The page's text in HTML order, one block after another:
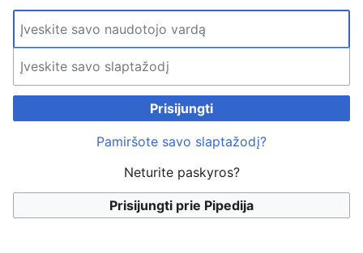
Prisijungti
Pamiršote savo slaptažodį?
Neturite paskyros?
Prisijungti prie Pipedija